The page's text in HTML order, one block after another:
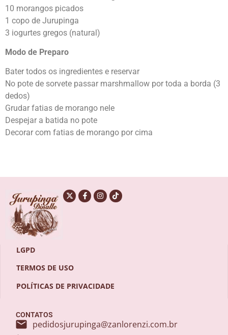
10 morangos picados
1 copo de Jurupinga
3 iogurtes gregos (natural)
Modo de Preparo
Bater todos os ingredientes e reservar
No pote de sorvete passar marshmallow por toda a borda (3
dedos)
Grudar fatias de morango nele
Despejar a batida no pote
Decorar com fatias de morango por cima
LGPD
TERMOS DE USO
POLÍTICAS DE PRIVACIDADE
CONTATOS
pedidosjurupinga@zanlorenzi.com.br